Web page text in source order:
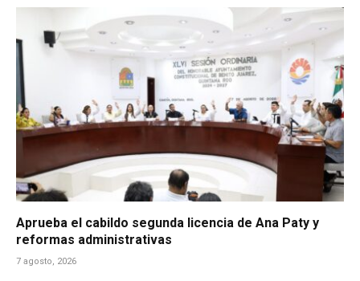
Aprueba el cabildo segunda licencia de Ana Paty y
reformas administrativas
7 agosto, 2026